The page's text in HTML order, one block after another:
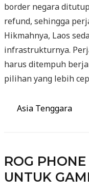
border negara
refund, sehingga
Hikmahnya, Laos
infrastrukturnya.
harus ditempuh
pilihan yang lebih
Categories
Asia Tenggara
ROG
UNTUK